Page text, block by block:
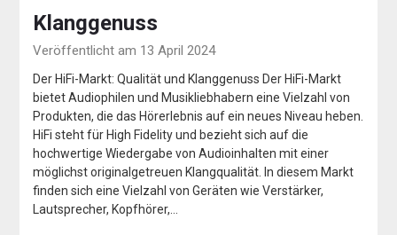
Klanggenuss
Veröffentlicht am 13 April 2024
Der HiFi-Markt: Qualität und Klanggenuss Der HiFi-Markt
bietet Audiophilen und Musikliebhabern eine Vielzahl von
Produkten, die das Hörerlebnis auf ein neues Niveau heben.
HiFi steht für High Fidelity und bezieht sich auf die
hochwertige Wiedergabe von Audioinhalten mit einer
möglichst originalgetreuen Klangqualität. In diesem Markt
finden sich eine Vielzahl von Geräten wie Verstärker,
Lautsprecher, Kopfhörer,…